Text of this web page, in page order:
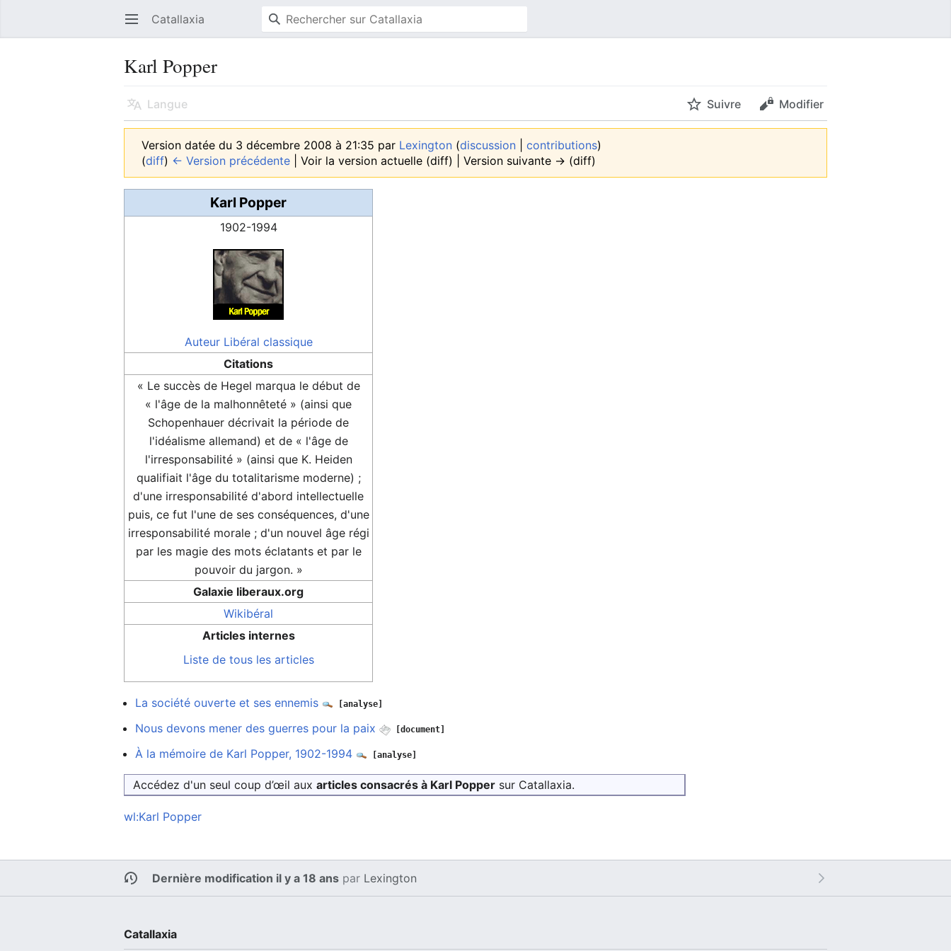
Ouvrir le menu principal Catallaxia
Karl Popper
Langue Suivre Modifier
Version datée du 3 décembre 2008 à 21:35 par Lexington (discussion |contributions)
(diff) ← Version précédente | Voir la version actuelle (diff) | Version suivante → (diff)
Karl Popper
1902-1994
Auteur Libéral classique
Citations
« Le succès de Hegel marqua le début de
« l'âge de la malhonnêteté » (ainsi que
Schopenhauer décrivait la période de
l'idéalisme allemand) et de « l'âge de
l'irresponsabilité » (ainsi que K. Heiden
qualifiait l'âge du totalitarisme moderne) ;
d'une irresponsabilité d'abord intellectuelle
puis, ce fut l'une de ses conséquences, d'une
irresponsabilité morale ; d'un nouvel âge régi
par les magie des mots éclatants et par le
pouvoir du jargon. »
Galaxie liberaux.org
Wikibéral
Articles internes
Liste de tous les articles
La société ouverte et ses ennemis [analyse]
Nous devons mener des guerres pour la paix [document]
À la mémoire de Karl Popper, 1902-1994 [analyse]
Accédez d'un seul coup d’œil auxarticles consacrés à Karl Popper sur Catallaxia.
wl:Karl Popper
Dernière modification il y a 18 ans par Lexington
Catallaxia